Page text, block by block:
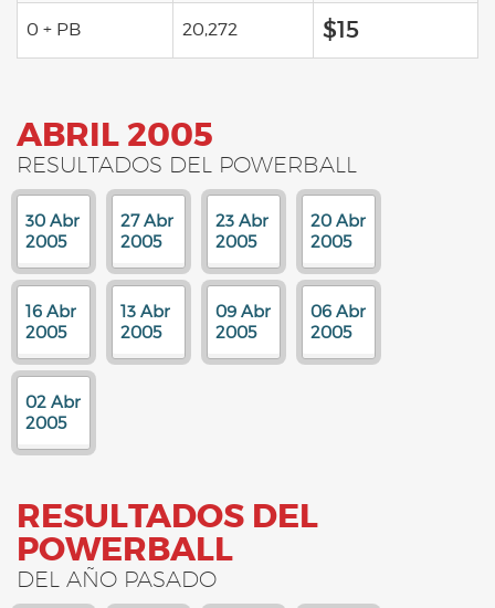
0 + PB 20,272 $15
ABRIL 2005
RESULTADOS DEL POWERBALL
30 Abr
2005
27 Abr
2005
23 Abr
2005
20 Abr
2005
16 Abr
2005
13 Abr
2005
09 Abr
2005
06 Abr
2005
02 Abr
2005
RESULTADOS DEL
POWERBALL
DEL AÑO PASADO